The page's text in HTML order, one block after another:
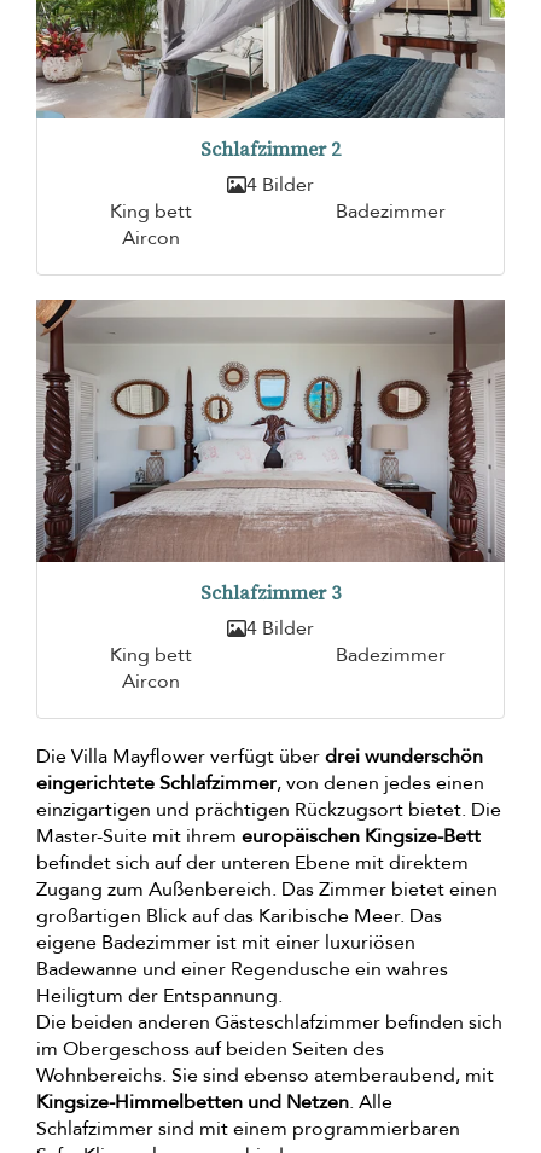
Schlafzimmer 2
4 Bilder
King bett
Badezimmer
Aircon
Schlafzimmer 3
4 Bilder
King bett
Badezimmer
Aircon
Die Villa Mayflower verfügt überdrei wunderschön
eingerichtete Schlafzimmer, von denen jedes einen
einzigartigen und prächtigen Rückzugsort bietet. Die
Master-Suite mit ihrem europäischen Kingsize-Bett
befindet sich auf der unteren Ebene mit direktem
Zugang zum Außenbereich. Das Zimmer bietet einen
großartigen Blick auf das Karibische Meer. Das
eigene Badezimmer ist mit einer luxuriösen
Badewanne und einer Regendusche ein wahres
Heiligtum der Entspannung.
Die beiden anderen Gästeschlafzimmer befinden sich
im Obergeschoss auf beiden Seiten des
Wohnbereichs. Sie sind ebenso atemberaubend, mit
Kingsize-Himmelbetten und Netzen. Alle
Schlafzimmer sind mit einem programmierbaren